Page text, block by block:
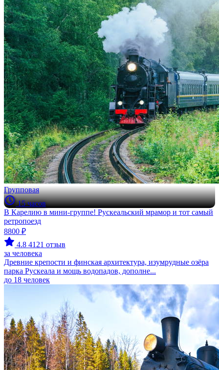
Групповая
15 часов
В Карелию в мини-группе! Рускеальский мрамор и тот самый
ретропоезд
8800 ₽
4.8 4121 отзыв
за человека
Древние крепости и финская архитектура, изумрудные озёра
парка Рускеала и мощь водопадов, дополне...
до 18 человек